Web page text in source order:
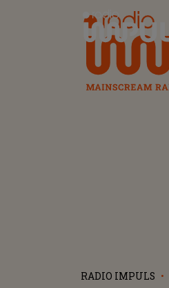
Radio Impuls
RADIO IMPULS